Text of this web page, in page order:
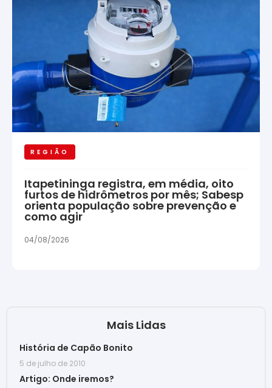
REGIÃO
Itapetininga registra, em média, oito
furtos de hidrômetros por mês; Sabesp
orienta população sobre prevenção e
como agir
04/08/2026
Mais Lidas
História de Capão Bonito
5 de julho de 2010
Artigo: Onde iremos?